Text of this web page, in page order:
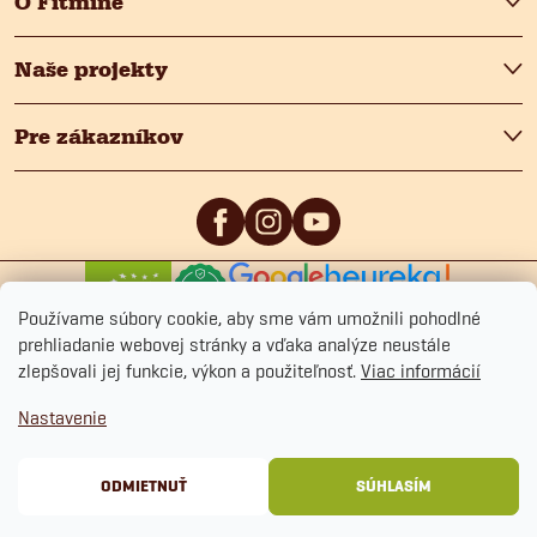
Používame súbory cookie, aby sme vám umožnili pohodlné
prehliadanie webovej stránky a vďaka analýze neustále
zlepšovali jej funkcie, výkon a použiteľnosť. Viac informácií
Nastavenie
ODMIETNUŤ SÚHLASÍM
Naše projekty
Pre zákazníkov
Obchodné podmienkyCookies
Copyright 2026